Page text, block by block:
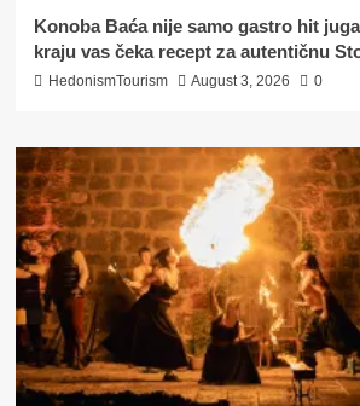
Konoba Baća nije samo gastro hit
kraju vas čeka recept za autentičnu
HedonismTourism August 3, 2026 0